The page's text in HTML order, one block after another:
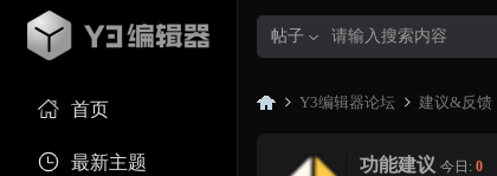
首页
最新主题
帖子
Y3编辑器论坛 建议&反馈
功能建议 今日:0